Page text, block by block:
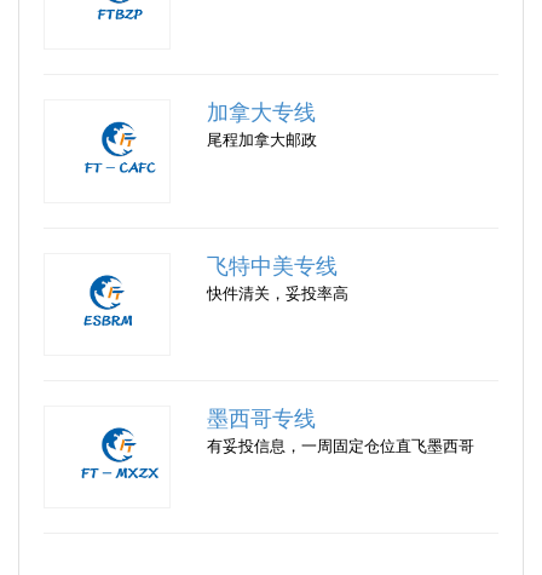
加拿大专线
尾程加拿大邮政
飞特中美专线
快件清关，妥投率高
墨西哥专线
有妥投信息，一周固定仓位直飞墨西哥